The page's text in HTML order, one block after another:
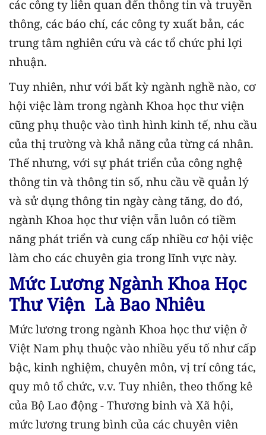
các công ty liên quan đến thông tin và truyền
thông, các báo chí, các công ty xuất bản, các
trung tâm nghiên cứu và các tổ chức phi lợi
nhuận.
Tuy nhiên, như với bất kỳ ngành nghề nào, cơ
hội việc làm trong ngành Khoa học thư viện
cũng phụ thuộc vào tình hình kinh tế, nhu cầu
của thị trường và khả năng của từng cá nhân.
Thế nhưng, với sự phát triển của công nghệ
thông tin và thông tin số, nhu cầu về quản lý
và sử dụng thông tin ngày càng tăng, do đó,
ngành Khoa học thư viện vẫn luôn có tiềm
năng phát triển và cung cấp nhiều cơ hội việc
làm cho các chuyên gia trong lĩnh vực này.
Mức Lương Ngành Khoa Học
Thư Viện Là Bao Nhiêu
Mức lương trong ngành Khoa học thư viện ở
Việt Nam phụ thuộc vào nhiều yếu tố như cấp
bậc, kinh nghiệm, chuyên môn, vị trí công tác,
quy mô tổ chức, v.v. Tuy nhiên, theo thống kê
của Bộ Lao động - Thương binh và Xã hội,
mức lương trung bình của các chuyên viên